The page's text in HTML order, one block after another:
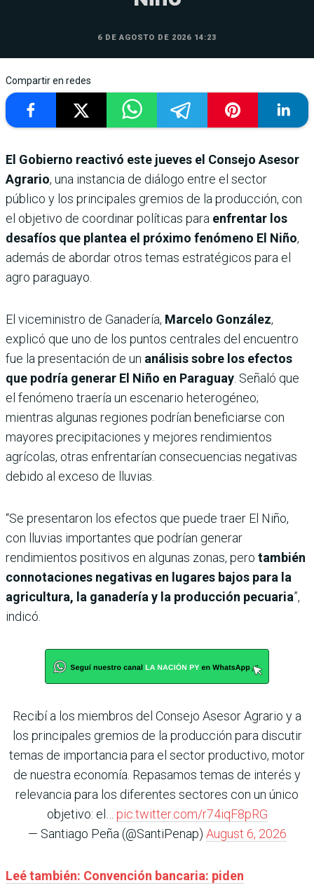
6 DE AGOSTO DE 2026 14:23
Compartir en redes
El Gobierno reactivó este jueves el Consejo Asesor
Agrario, una instancia de diálogo entre el sector
público y los principales gremios de la producción, con
el objetivo de coordinar políticas para enfrentar los
desafíos que plantea el próximo fenómeno El Niño,
además de abordar otros temas estratégicos para el
agro paraguayo.
El viceministro de Ganadería, Marcelo González,
explicó que uno de los puntos centrales del encuentro
fue la presentación de un análisis sobre los efectos
que podría generar El Niño en Paraguay . Señaló que
el fenómeno traería un escenario heterogéneo;
mientras algunas regiones podrían beneficiarse con
mayores precipitaciones y mejores rendimientos
agrícolas, otras enfrentarían consecuencias negativas
debido al exceso de lluvias.
“Se presentaron los efectos que puede traer El Niño,
con lluvias importantes que podrían generar
rendimientos positivos en algunas zonas, pero también
connotaciones negativas en lugares bajos para la
agricultura, la ganadería y la producción pecuaria”,
indicó.
Recibí a los miembros del Consejo Asesor Agrario y a
los principales gremios de la producción para discutir
temas de importancia para el sector productivo, motor
de nuestra economía. Repasamos temas de interés y
relevancia para los diferentes sectores con un único
objetivo: el… pic.twitter.com/r74iqF8pRG
— Santiago Peña (@SantiPenap) August 6, 2026
Leé también: Convención bancaria: piden